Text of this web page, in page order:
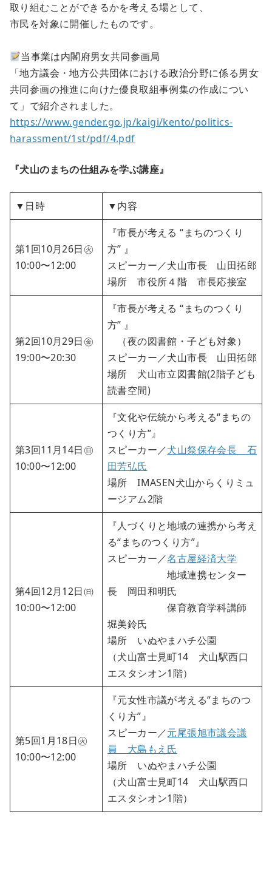
取り組むことができるかを考える場として、
市民を対象に開催したものです。
当事業は内閣府男女共同参画局
「地方議会・地方公共団体における政治分野に係る男女
共同参画の推進に向けた優良取組事例集の作成につい
て」で紹介されました。
https://www.gender.go.jp/kaigi/kento/politics-
harassment/1st/pdf/4.pdf
『犬山のまちの仕組みを学ぶ講座』
▼日時 ▼内容
第1回10月26日㊋
10:00〜12:00
『市長が考える “まちのつくり
方” 』
スピーカー／犬山市長 山田拓郎
場所 市役所４階 市長応接室
第2回10月29日㊎
19:00〜20:30
『市長が考える “まちのつくり
方” 』
（夜の図書館・子ども対象）
スピーカー／犬山市長 山田拓郎
場所 犬山市立図書館(2階子ども
読書空間)
第3回11月14日㊐
10:00〜12:00
『文化や伝統から考える“まちの
つくり方”』
スピーカー／犬山祭保存会長 石
田芳弘氏
場所 IMASEN犬山からくりミュ
ージアム2階
第4回12月12日㈰
10:00〜12:00
『人づくりと地域の連携から考え
る“まちのつくり方”』
スピーカー／名古屋経済大学
地域連携センター
長 岡田和明氏
保育教育学科講師
堀美鈴氏
場所 いぬやまハチ公園
（犬山富士見町14 犬山駅西口
エスタシオン1階）
第5回1月18日㊋
10:00〜12:00
『元女性市議が考える“まちのつ
くり方”』
スピーカー／元尾張旭市議会議
員 大島もえ氏
場所 いぬやまハチ公園
（犬山富士見町14 犬山駅西口
エスタシオン1階）